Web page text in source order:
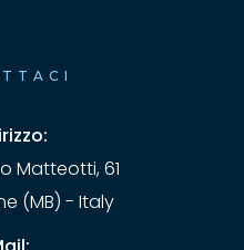
Matteotti, 61
(MB) - Italy